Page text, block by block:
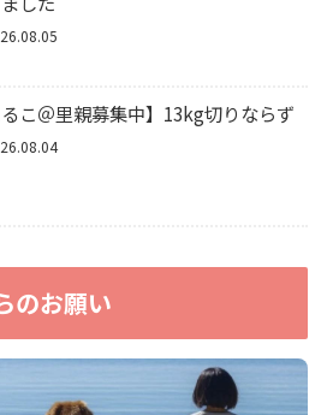
るこ＠里親募集中】13kg切りならず
のお願い